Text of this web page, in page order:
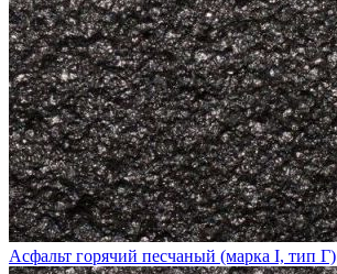
Асфальт горячий песчаный (марка I, тип Г)